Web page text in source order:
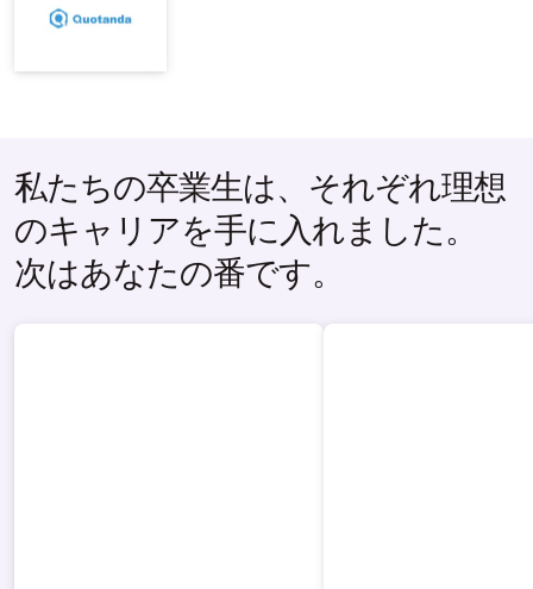
私たちの卒業生は、それぞれ理想
のキャリアを手に入れました。
次はあなたの番です。